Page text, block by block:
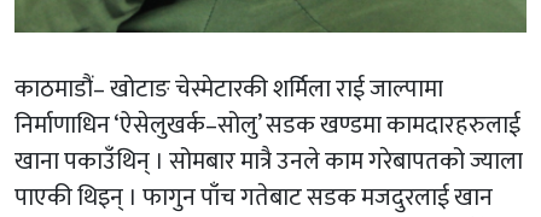
काठमाडौं– खोटाङ चेस्मेटारकी शर्मिला राई जाल्पामा
निर्माणाधिन ‘ऐसेलुखर्क–सोलु’ सडक खण्डमा कामदारहरुलाई
खाना पकाउँथिन् । सोमबार मात्रै उनले काम गरेबापतको ज्याला
पाएकी थिइन् । फागुन पाँच गतेबाट सडक मजदुरलाई खान